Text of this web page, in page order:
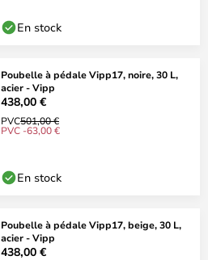
En stock
Poubelle à pédale Vipp17, noire, 30 L,
acier - Vipp
438,00 €
PVC501,00 €
PVC -63,00 €
En stock
Poubelle à pédale Vipp17, beige, 30 L,
acier - Vipp
438,00 €